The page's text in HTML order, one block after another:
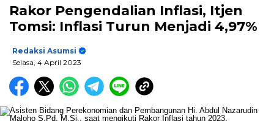
Rakor Pengendalian Inflasi, Itjen
Tomsi: Inflasi Turun Menjadi 4,97%
Redaksi Asumsi
Selasa, 4 April 2023